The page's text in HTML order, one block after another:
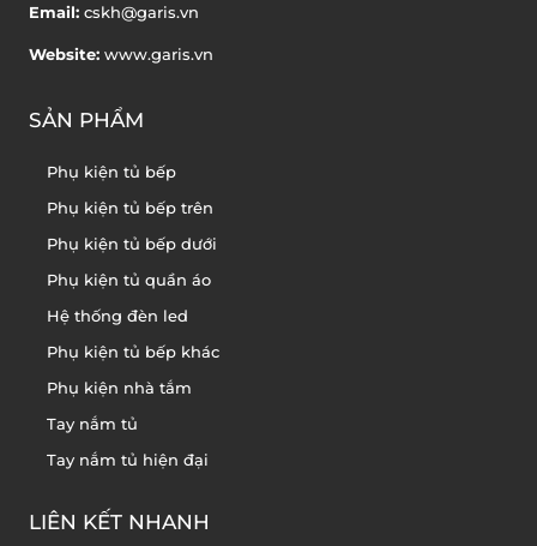
Email: cskh@garis.vn
Website: www.garis.vn
SẢN PHẨM
Phụ kiện tủ bếp
Phụ kiện tủ bếp trên
Phụ kiện tủ bếp dưới
Phụ kiện tủ quần áo
Hệ thống đèn led
Phụ kiện tủ bếp khác
Phụ kiện nhà tắm
Tay nắm tủ
Tay nắm tủ hiện đại
LIÊN KẾT NHANH